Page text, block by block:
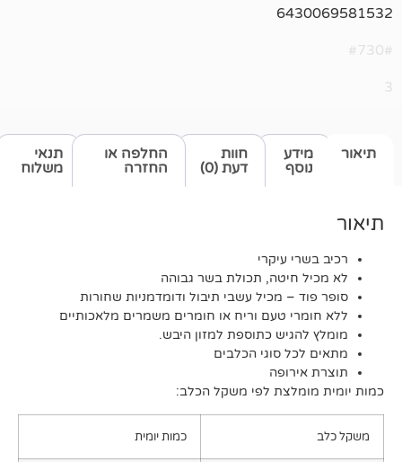
תנאי
משלוח
חוות
דעת (0)
החלפה או
החזרה
עיקרי
חיטה, תכולת בשר גבוהה
– מכיל עשבי תיבול ודומדמניות שחורות
טעם וריח או חומרים משמרים מלאכותיים
כתוספת למזון היבש.
סוגי הכלבים
לפי משקל הכלב: